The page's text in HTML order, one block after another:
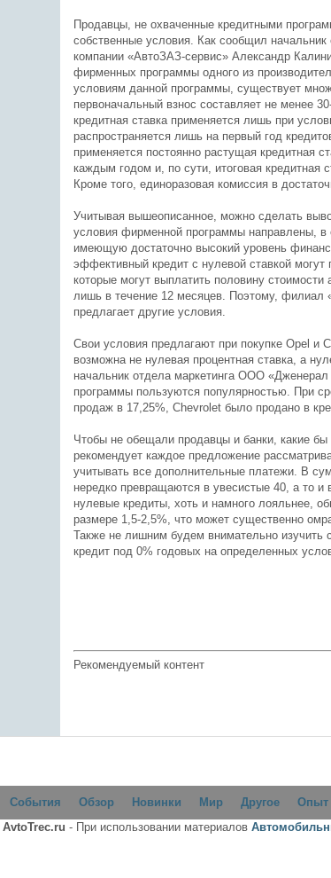
Продавцы, не охваченные кредитными
собственные условия. Как сообщил начальник
компании «АвтоЗАЗ-сервис» Александр
фирменных программы одного из
условиям данной программы, существует
первоначальный взнос составляет не менее
кредитная ставка применяется лишь при
распространяется лишь на первый год
применяется постоянно растущая кредитная
каждым годом и, по сути, итоговая кредитная
Кроме того, единоразовая комиссия в
Учитывая вышеописанное, можно сделать
условия фирменной программы направлены, в
имеющую достаточно высокий уровень
эффективный кредит с нулевой ставкой могут
которые могут выплатить половину
лишь в течение 12 месяцев. Поэтому, филиал
предлагает другие условия.
Свои условия предлагают при покупке Opel и
возможна не нулевая процентная ставка, а
начальник отдела маркетинга ООО
программы пользуются популярностью. При
продаж в 17,25%, Chevrolet было продано в
Чтобы не обещали продавцы и банки, какие
рекомендует каждое предложение
учитывать все дополнительные платежи. В
нередко превращаются в увесистые 40, а то
нулевые кредиты, хоть и намного лояльнее,
размере 1,5-2,5%, что может существенно
Также не лишним будем внимательно изучить
кредит под 0% годовых на определенных
Рекомендуемый контент
События Обзор Новинки Мир Другое Опыт
AvtoTrec.ru - При использовании материалов